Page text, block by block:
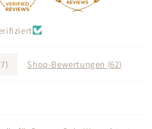
) Shop-Bewertungen (62)